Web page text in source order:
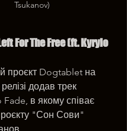
Tsukanov)
For The Free (ft. Kyrylo
проєкт Dogtablet на
додав трек
в якому співає
"Сон Сови"